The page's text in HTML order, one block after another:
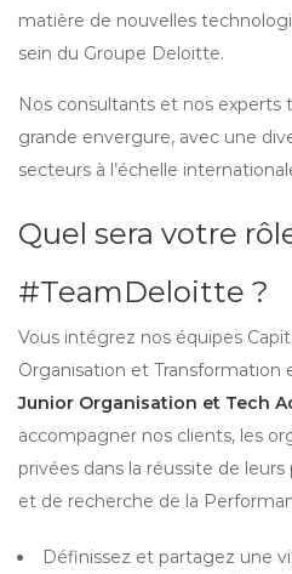
matière de nouvelles
sein du Groupe Deloitte.
Nos consultants et nos experts
grande envergure, avec une
secteurs à l’échelle
Quel sera votre
#TeamDeloitte ?
Vous intégrez nos équipes
Organisation et Transformation
Junior Organisation et Tech
accompagner nos clients, les
privées dans la réussite de
et de recherche de la
Définissez et partagez une